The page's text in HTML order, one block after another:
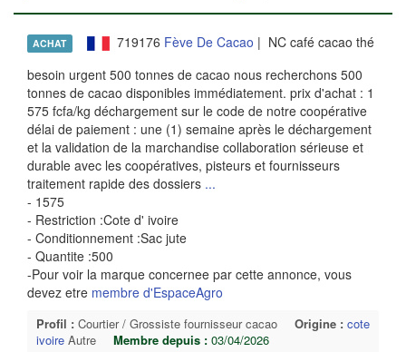
ACHAT 719176 Fève De Cacao | NC café cacao thé
besoin urgent 500 tonnes de cacao nous recherchons 500
tonnes de cacao disponibles immédiatement. prix d'achat : 1
575 fcfa/kg déchargement sur le code de notre coopérative
délai de paiement : une (1) semaine après le déchargement
et la validation de la marchandise collaboration sérieuse et
durable avec les coopératives, pisteurs et fournisseurs
traitement rapide des dossiers ...
- 1575
- Restriction :Cote d' ivoire
- Conditionnement :Sac jute
- Quantite :500
-Pour voir la marque concernee par cette annonce, vous
devez etre membre d'EspaceAgro
Profil : Courtier / Grossiste fournisseur cacao Origine : cote
ivoire Autre Membre depuis : 03/04/2026